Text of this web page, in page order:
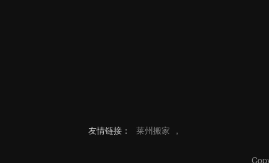
友情链接： 莱州搬家 ,